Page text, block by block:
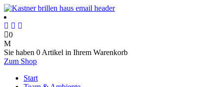
0
Sie haben 0 Artikel in Ihrem Warenkorb
Zum Shop
Start